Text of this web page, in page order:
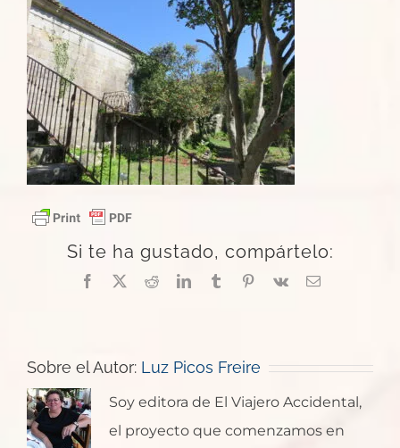
Si te ha gustado, compártelo:
Facebook
X RedditLinkedInTumblrPinterest
Vk
Correo
Sobre el Autor: Luz Picos Freire
Soy editora de El Viajero Accidental,
el proyecto que comenzamos en